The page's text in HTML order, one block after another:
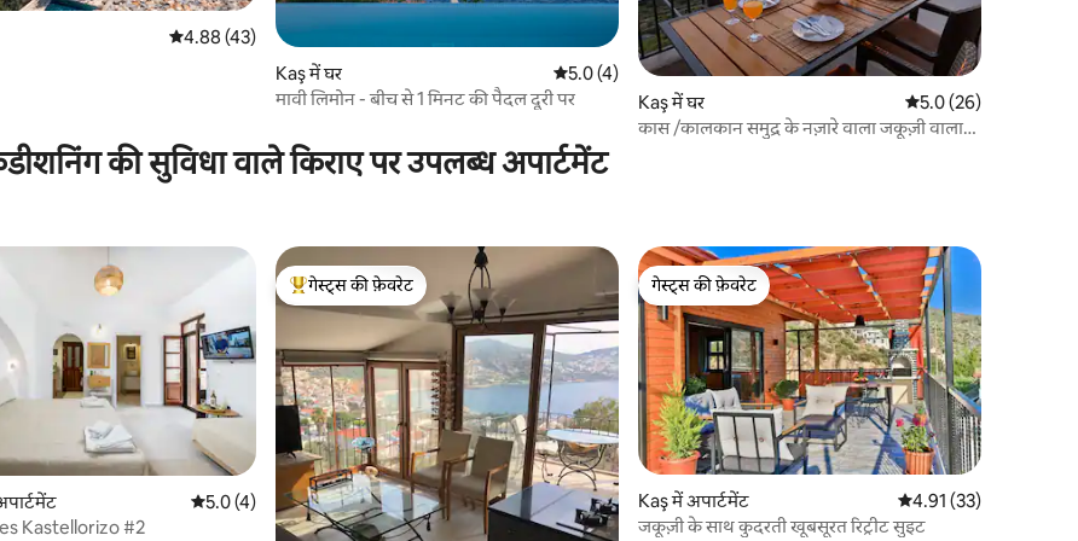
औसत रेटिंग 5 में से 4.88, 43 समीक्षाएँ
4.88 (43)
Kaş में घर औसत रेटिंग 5 में से 5.0, 4 समीक्षाएँ
5.0 (4)
मावी लिमोन - बीच से 1 मिनट की पैदल दूरी पर
Kaş में घर औसत रेटिंग 5 में से 5.0,
5.0 (26)
कास /कालकान समुद्र के नज़ारे वाला जकूज़ी वाला
की सुविधा वाले किराए पर उपलब्ध अपार्टमेंट
औसत रेटिंग 5 में से 5.0, 4 समीक्षाएँ
5.0 (4)
Kastellorizo #2
गेस्ट्स का टॉप फ़ेवरेट
गेस्ट्स की फ़ेवरेट
गेस्ट्स की फ़ेवरेट
गेस्ट्स की फ़ेवरेट
Kaş में अपार्टमेंट औसत रेटिंग 5 में से 4.91,
4.91 (33)
जकूज़ी के साथ कुदरती खूबसूरत रिट्रीट सुइट